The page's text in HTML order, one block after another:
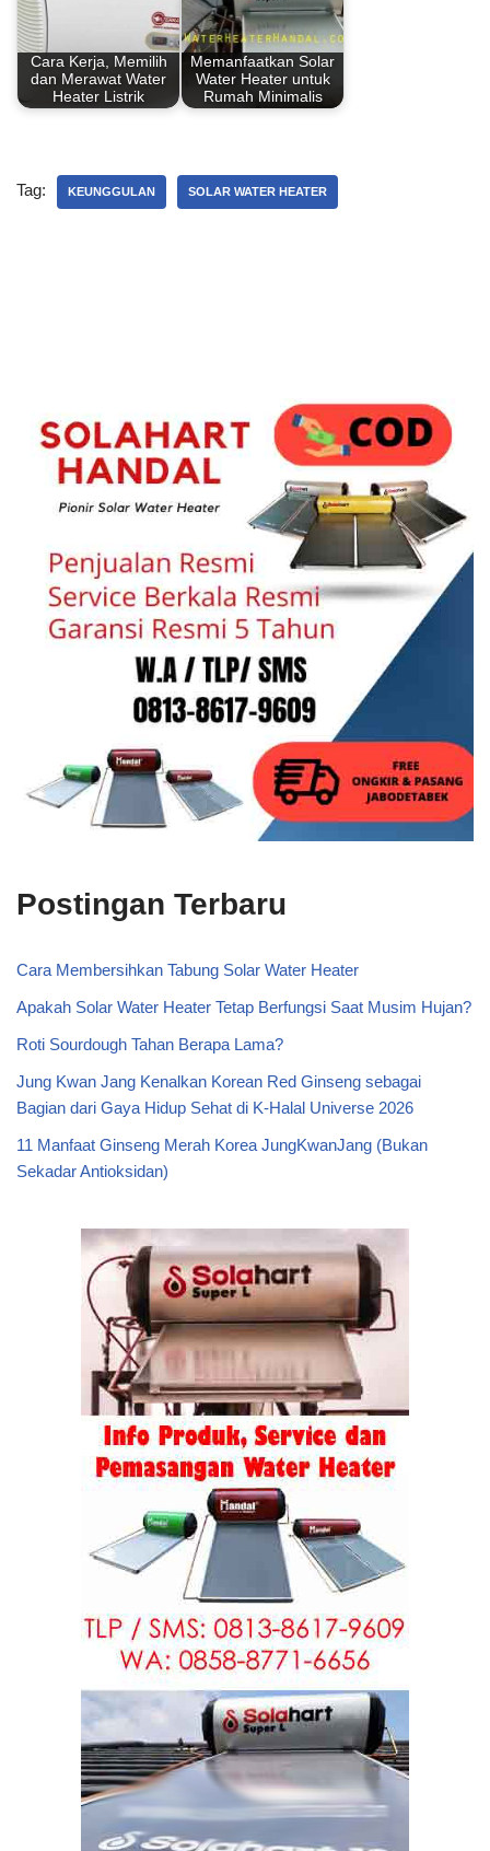
Cara Kerja, Memilih
dan Merawat Water
Heater Listrik
Memanfaatkan Solar
Water Heater untuk
Rumah Minimalis
Tag: KEUNGGULAN SOLAR WATER HEATER
Postingan Terbaru
Cara Membersihkan Tabung Solar Water Heater
Apakah Solar Water Heater Tetap Berfungsi Saat Musim Hujan?
Roti Sourdough Tahan Berapa Lama?
Jung Kwan Jang Kenalkan Korean Red Ginseng sebagai
Bagian dari Gaya Hidup Sehat di K-Halal Universe 2026
11 Manfaat Ginseng Merah Korea JungKwanJang (Bukan
Sekadar Antioksidan)